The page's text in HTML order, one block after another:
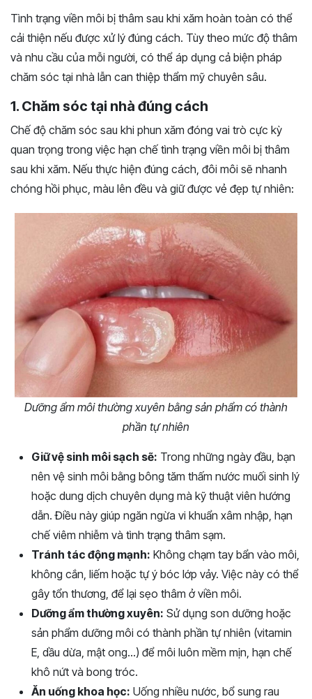
Tình trạng viền môi bị thâm sau khi xăm hoàn toàn có thể
cải thiện nếu được xử lý đúng cách. Tùy theo mức độ thâm
và nhu cầu của mỗi người, có thể áp dụng cả biện pháp
chăm sóc tại nhà lẫn can thiệp thẩm mỹ chuyên sâu.
1. Chăm sóc tại nhà đúng cách
Chế độ chăm sóc sau khi phun xăm đóng vai trò cực kỳ
quan trọng trong việc hạn chế tình trạng viền môi bị thâm
sau khi xăm. Nếu thực hiện đúng cách, đôi môi sẽ nhanh
chóng hồi phục, màu lên đều và giữ được vẻ đẹp tự nhiên:
Dưỡng ẩm môi thường xuyên bằng sản phẩm có thành
phần tự nhiên
Giữ vệ sinh môi sạch sẽ: Trong những ngày đầu, bạn
nên vệ sinh môi bằng bông tăm thấm nước muối sinh lý
hoặc dung dịch chuyên dụng mà kỹ thuật viên hướng
dẫn. Điều này giúp ngăn ngừa vi khuẩn xâm nhập, hạn
chế viêm nhiễm và tình trạng thâm sạm.
Tránh tác động mạnh: Không chạm tay bẩn vào môi,
không cắn, liếm hoặc tự ý bóc lớp vảy. Việc này có thể
gây tổn thương, để lại sẹo thâm ở viền môi.
Dưỡng ẩm thường xuyên: Sử dụng son dưỡng hoặc
sản phẩm dưỡng môi có thành phần tự nhiên (vitamin
E, dầu dừa, mật ong…) để môi luôn mềm mịn, hạn chế
khô nứt và bong tróc.
Ăn uống khoa học: Uống nhiều nước, bổ sung rau